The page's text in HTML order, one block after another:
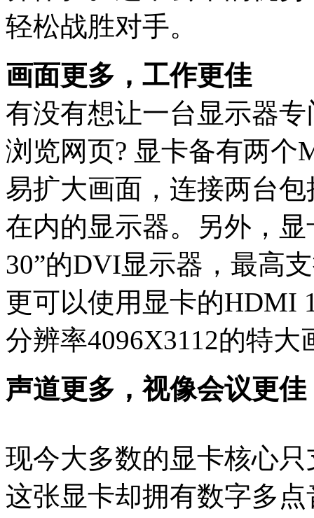
轻松战胜对手。
画面更多，工作更佳
有没有想让一台显示器
浏览网页? 显卡备有两个
易扩大画面，连接两台包
在内的显示器。另外，
30”的DVI显示器，最高
更可以使用显卡的HDMI
分辨率4096X3112的特大
声道更多，视像会议更佳
现今大多数的显卡核心
这张显卡却拥有数字多